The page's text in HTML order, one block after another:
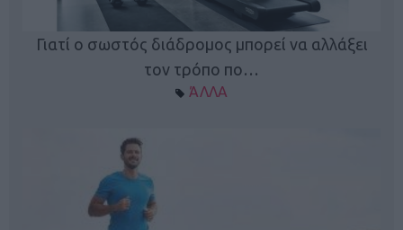
Γιατί ο σωστός διάδρομος μπορεί να αλλάξει
τον τρόπο πο…
ΆΛΛΑ